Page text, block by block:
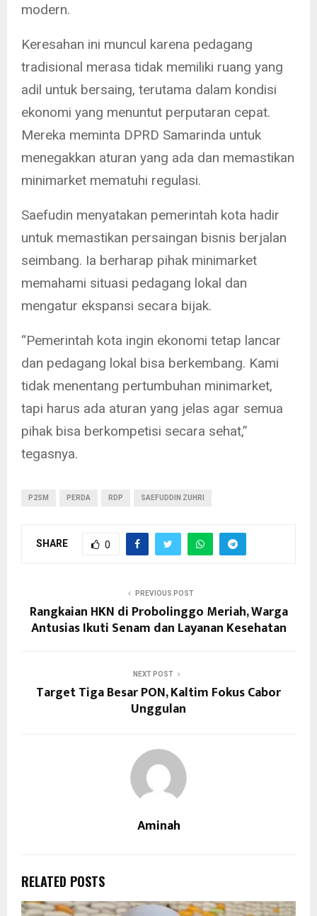
modern.
Keresahan ini muncul karena pedagang
tradisional merasa tidak memiliki ruang yang
adil untuk bersaing, terutama dalam kondisi
ekonomi yang menuntut perputaran cepat.
Mereka meminta DPRD Samarinda untuk
menegakkan aturan yang ada dan memastikan
minimarket mematuhi regulasi.
Saefudin menyatakan pemerintah kota hadir
untuk memastikan persaingan bisnis berjalan
seimbang. Ia berharap pihak minimarket
memahami situasi pedagang lokal dan
mengatur ekspansi secara bijak.
“Pemerintah kota ingin ekonomi tetap lancar
dan pedagang lokal bisa berkembang. Kami
tidak menentang pertumbuhan minimarket,
tapi harus ada aturan yang jelas agar semua
pihak bisa berkompetisi secara sehat,”
tegasnya.
P2SM PERDA RDP SAEFUDDIN ZUHRI
SHARE 0
PREVIOUS POST
Rangkaian HKN di Probolinggo Meriah, Warga
Antusias Ikuti Senam dan Layanan Kesehatan
NEXT POST
Target Tiga Besar PON, Kaltim Fokus Cabor
Unggulan
Aminah
RELATED POSTS